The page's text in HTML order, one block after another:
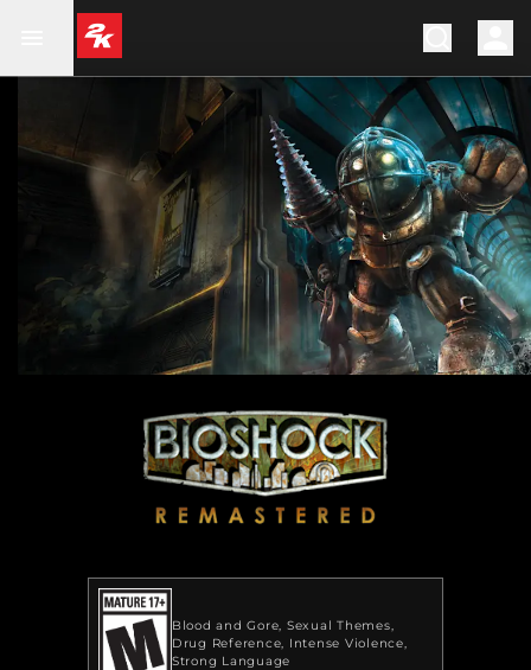
Blood and Gore Sexual Themes
Drug Reference Intense Violence
Strong Language